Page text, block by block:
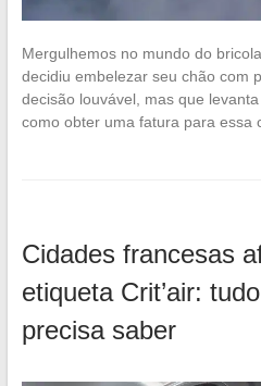
Mergulhemos no mundo do
decidiu embelezar seu chão com
decisão louvável, mas que
como obter uma fatura para essa
Cidades francesas
etiqueta Crit’air:
precisa saber